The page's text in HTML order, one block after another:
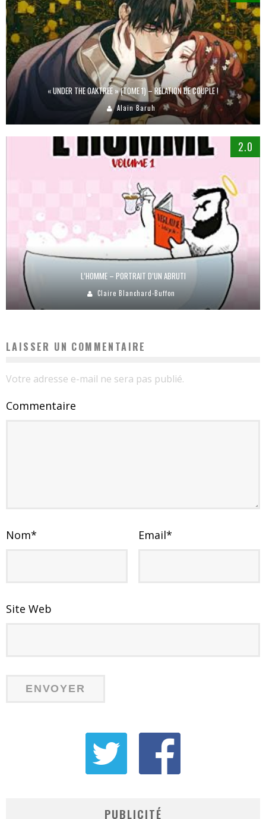
« UNDER THE OAKTREE » (TOME 1) – RELATION DE COUPLE !
Alain Baruh
2.0
L’HOMME – PORTRAIT D’UN ABRUTI
Claire Blanchard-Buffon
LAISSER UN COMMENTAIRE
Votre adresse e-mail ne sera pas publié.
Commentaire
Nom* Email*
Site Web
PUBLICITÉ